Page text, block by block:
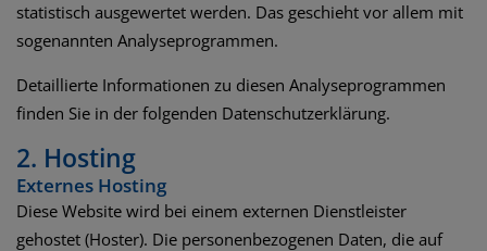
statistisch ausgewertet werden. Das geschieht vor allem mit
sogenannten Analyseprogrammen.
Detaillierte Informationen zu diesen Analyseprogrammen
finden Sie in der folgenden Datenschutzerklärung.
2. Hosting
Externes Hosting
Diese Website wird bei einem externen Dienstleister
gehostet (Hoster). Die personenbezogenen Daten, die auf